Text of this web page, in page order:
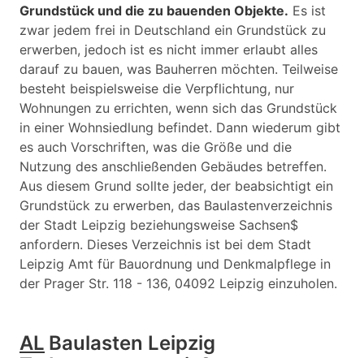
Grundstück und die zu bauenden Objekte. Es ist
zwar jedem frei in Deutschland ein Grundstück zu
erwerben, jedoch ist es nicht immer erlaubt alles
darauf zu bauen, was Bauherren möchten. Teilweise
besteht beispielsweise die Verpflichtung, nur
Wohnungen zu errichten, wenn sich das Grundstück
in einer Wohnsiedlung befindet. Dann wiederum gibt
es auch Vorschriften, was die Größe und die
Nutzung des anschließenden Gebäudes betreffen.
Aus diesem Grund sollte jeder, der beabsichtigt ein
Grundstück zu erwerben, das Baulastenverzeichnis
der Stadt Leipzig beziehungsweise Sachsen$
anfordern. Dieses Verzeichnis ist bei dem Stadt
Leipzig Amt für Bauordnung und Denkmalpflege in
der Prager Str. 118 - 136, 04092 Leipzig einzuholen.
AL Baulasten Leipzig